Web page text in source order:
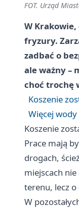
FOT. Urząd
W
fryzury.
zadbać o
ale ważny –
choć trochę
Koszenie
Więcej
Koszenie
Prace mają
drogach,
miejscach
terenu, lecz
W